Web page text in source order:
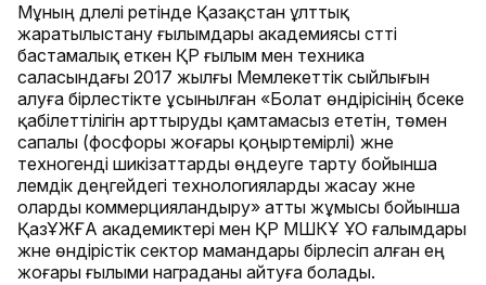
Мұның дәлелі ретінде Қазақстан ұлттық
жаратылыстану ғылымдары академиясы сәтті
бастамалық еткен ҚР ғылым мен техника
саласындағы 2017 жылғы Мемлекеттік сыйлығын
алуға бірлестікте ұсынылған «Болат өндірісінің бәсеке
қабілеттілігін арттыруды қамтамасыз ететін, төмен
сапалы (фосфоры жоғары қоңыртемірлі) және
техногенді шикізаттарды өңдеуге тарту бойынша
әлемдік деңгейдегі технологияларды жасау және
оларды коммерцияландыру» атты жұмысы бойынша
ҚазҰЖҒА академиктері мен ҚР МШКҰ ҰО ғалымдары
және өндірістік сектор мамандары бірлесіп алған ең
жоғары ғылыми награданы айтуға болады.